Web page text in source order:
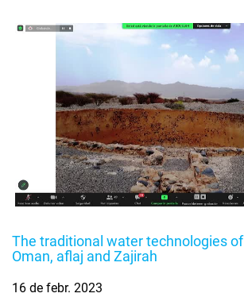
The traditional water technologies of
Oman, aflaj and Zajirah
16 de febr. 2023